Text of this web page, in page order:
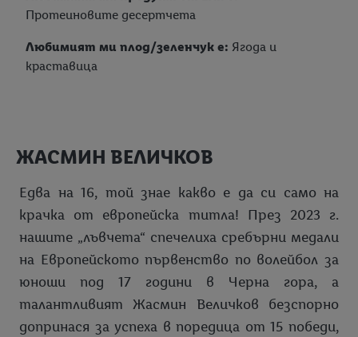
Протеиновите десертчета
Любимият ми плод/зеленчук е: Ягода и
краставица
ЖАСМИН ВЕЛИЧКОВ
Едва на 16, той знае какво е да си само на
крачка от европейска титла! През 2023 г.
нашите „лъвчета“ спечелиха сребърни медали
на Европейското първенство по волейбол за
юноши под 17 години в Черна гора, а
талантливият Жасмин Величков безспорно
допринася за успеха в поредица от 15 победи,
тук.